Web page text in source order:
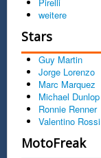
weitere
Stars
Guy Martin
Jorge Lorenzo
Marc Marquez
Michael Dunlop
Ronnie Renner
Valentino Rossi
MotoFreak